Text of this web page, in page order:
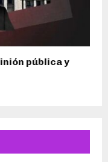
pública y